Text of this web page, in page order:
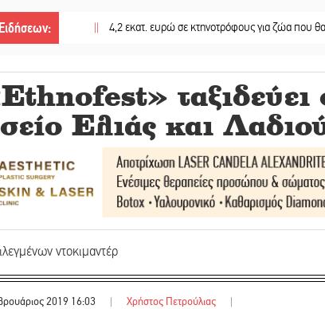
:
|| 4,2 εκατ. ευρώ σε κτηνοτρόφους για ζώα που
ταξιδεύει
Ελιάς και
ντοκιμαντέρ
2019 16:03 | Χρήστος Πετρούλιας |